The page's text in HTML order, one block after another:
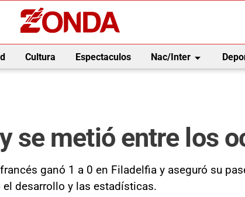
Cultura Espectaculos Nac/Interarrow_drop_down
se metió entre los
ganó 1 a 0 en Filadelfia y aseguró su
desarrollo y las estadísticas.